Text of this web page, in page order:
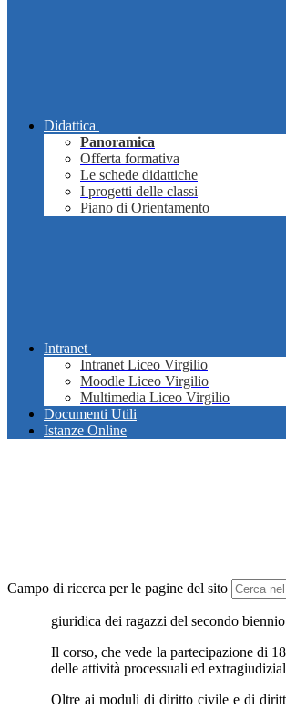
Didattica
Panoramica
Offerta formativa
Le schede didattiche
I progetti delle classi
Piano di Orientamento
Intranet
Intranet Liceo Virgilio
Moodle Liceo Virgilio
Multimedia Liceo Virgilio
Documenti Utili
Istanze Online
Campo di ricerca per le pagine del sito
giuridica dei ragazzi del secondo
Il corso, che vede la partecipazione di
delle attività processuali ed
Oltre ai moduli di diritto civile e di